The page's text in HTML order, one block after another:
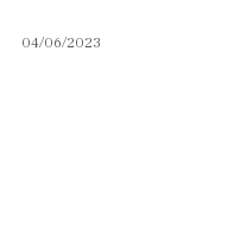
04/06/2023